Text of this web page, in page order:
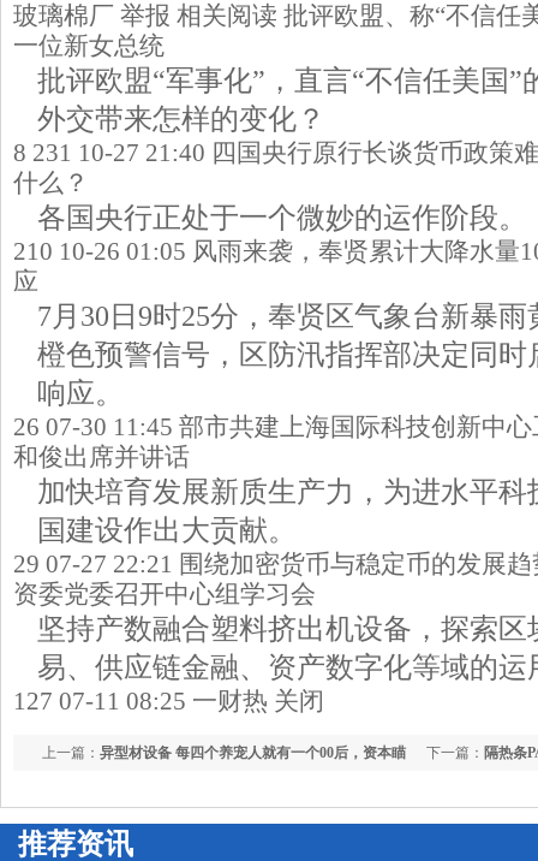
玻璃棉厂 举报 相关阅读 批评欧盟、称“不信任
一位新女总统
批评欧盟“军事化”，直言“不信任美国”
外交带来怎样的变化？
8 231 10-27 21:40 四国央行原行长谈货币政策
什么？
各国央行正处于一个微妙的运作阶段。
210 10-26 01:05 风雨来袭，奉贤累计大降水量
应
7月30日9时25分，奉贤区气象台新暴
橙色预警信号，区防汛指挥部决定同
响应。
26 07-30 11:45 部市共建上海国际科技创新中
和俊出席并讲话
加快培育发展新质生产力，为进水平
国建设作出大贡献。
29 07-27 22:21 围绕加密货币与稳定币的发展
资委党委召开中心组学习会
坚持产数融合塑料挤出机设备，探索
易、供应链金融、资产数字化等域的运
127 07-11 08:25 一财热 关闭
下一篇： 隔热条
上一篇： 异型材设备 每四个养宠人就有一个00后，资本瞄
推荐资讯